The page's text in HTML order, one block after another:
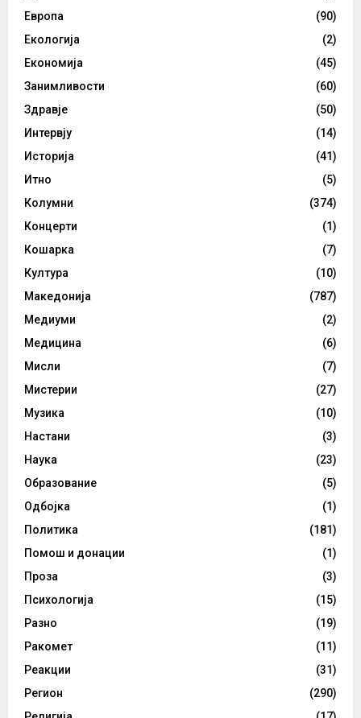
Европа
(90)
Екологија
(2)
Економија
(45)
Занимливости
(60)
Здравје
(50)
Интервју
(14)
Историја
(41)
Итно
(5)
Колумни
(374)
Концерти
(1)
Кошарка
(7)
Култура
(10)
Македонија
(787)
Медиуми
(2)
Медицина
(6)
Мисли
(7)
Мистерии
(27)
Музика
(10)
Настани
(3)
Наука
(23)
Образование
(5)
Одбојка
(1)
Политика
(181)
Помош и донации
(1)
Проза
(3)
Психологија
(15)
Разно
(19)
Ракомет
(11)
Реакции
(31)
Регион
(290)